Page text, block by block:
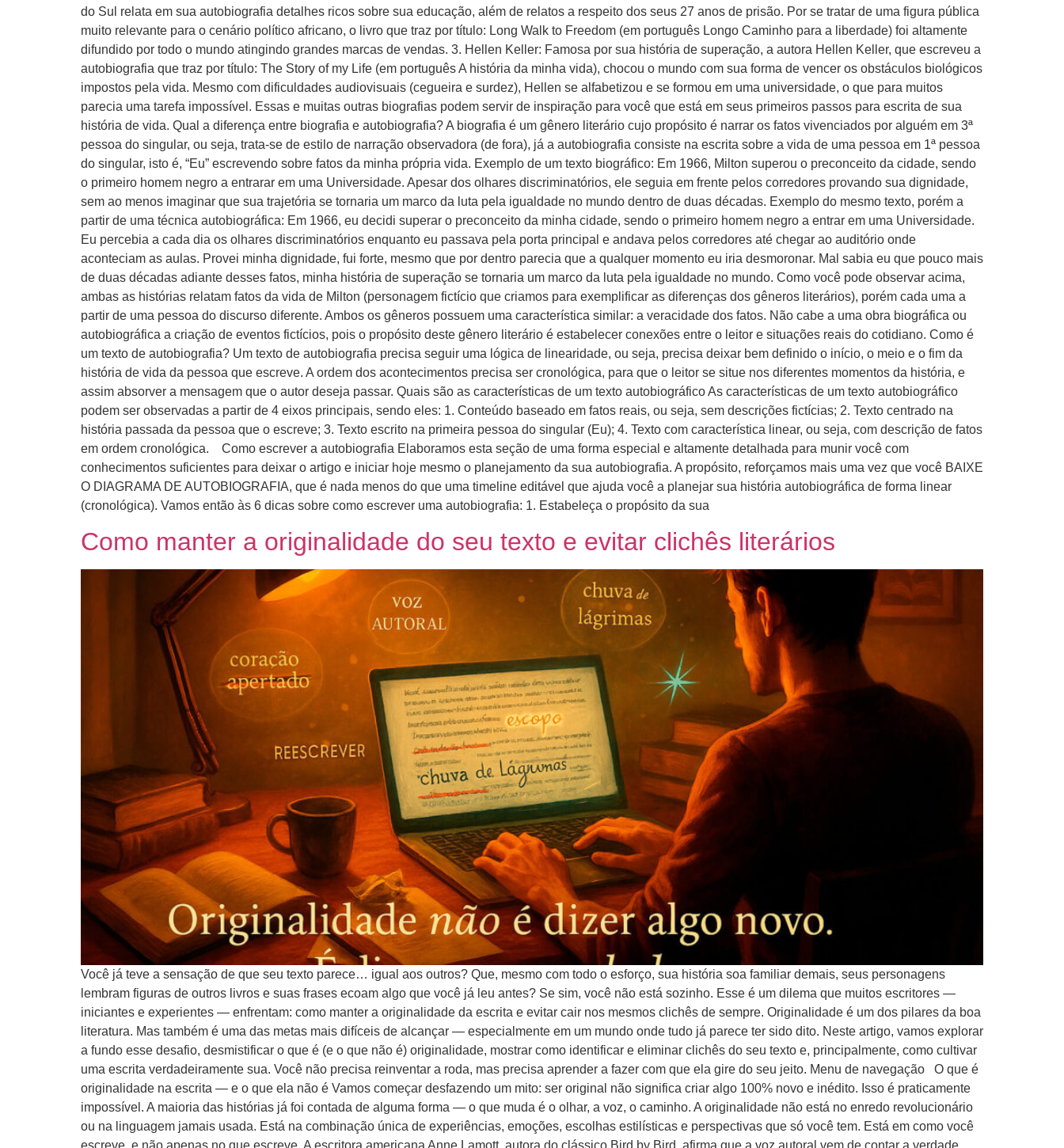
do Sul relata em sua autobiografia detalhes ricos sobre sua educação, além de relatos a respeito dos seus 27 anos de prisão. Por se tratar de uma figura pública
muito relevante para o cenário político africano, o livro que traz por título: Long Walk to Freedom (em português Longo Caminho para a liberdade) foi altamente
difundido por todo o mundo atingindo grandes marcas de vendas. 3. Hellen Keller: Famosa por sua história de superação, a autora Hellen Keller, que escreveu a
autobiografia que traz por título: The Story of my Life (em português A história da minha vida), chocou o mundo com sua forma de vencer os obstáculos biológicos
impostos pela vida. Mesmo com dificuldades audiovisuais (cegueira e surdez), Hellen se alfabetizou e se formou em uma universidade, o que para muitos
parecia uma tarefa impossível. Essas e muitas outras biografias podem servir de inspiração para você que está em seus primeiros passos para escrita de sua
história de vida. Qual a diferença entre biografia e autobiografia? A biografia é um gênero literário cujo propósito é narrar os fatos vivenciados por alguém em 3ª
pessoa do singular, ou seja, trata-se de estilo de narração observadora (de fora), já a autobiografia consiste na escrita sobre a vida de uma pessoa em 1ª pessoa
do singular, isto é, “Eu” escrevendo sobre fatos da minha própria vida. Exemplo de um texto biográfico: Em 1966, Milton superou o preconceito da cidade, sendo
o primeiro homem negro a entrarar em uma Universidade. Apesar dos olhares discriminatórios, ele seguia em frente pelos corredores provando sua dignidade,
sem ao menos imaginar que sua trajetória se tornaria um marco da luta pela igualdade no mundo dentro de duas décadas. Exemplo do mesmo texto, porém a
partir de uma técnica autobiográfica: Em 1966, eu decidi superar o preconceito da minha cidade, sendo o primeiro homem negro a entrar em uma Universidade.
Eu percebia a cada dia os olhares discriminatórios enquanto eu passava pela porta principal e andava pelos corredores até chegar ao auditório onde
aconteciam as aulas. Provei minha dignidade, fui forte, mesmo que por dentro parecia que a qualquer momento eu iria desmoronar. Mal sabia eu que pouco mais
de duas décadas adiante desses fatos, minha história de superação se tornaria um marco da luta pela igualdade no mundo. Como você pode observar acima,
ambas as histórias relatam fatos da vida de Milton (personagem fictício que criamos para exemplificar as diferenças dos gêneros literários), porém cada uma a
partir de uma pessoa do discurso diferente. Ambos os gêneros possuem uma característica similar: a veracidade dos fatos. Não cabe a uma obra biográfica ou
autobiográfica a criação de eventos fictícios, pois o propósito deste gênero literário é estabelecer conexões entre o leitor e situações reais do cotidiano. Como é
um texto de autobiografia? Um texto de autobiografia precisa seguir uma lógica de linearidade, ou seja, precisa deixar bem definido o início, o meio e o fim da
história de vida da pessoa que escreve. A ordem dos acontecimentos precisa ser cronológica, para que o leitor se situe nos diferentes momentos da história, e
assim absorver a mensagem que o autor deseja passar. Quais são as características de um texto autobiográfico As características de um texto autobiográfico
podem ser observadas a partir de 4 eixos principais, sendo eles: 1. Conteúdo baseado em fatos reais, ou seja, sem descrições fictícias; 2. Texto centrado na
história passada da pessoa que o escreve; 3. Texto escrito na primeira pessoa do singular (Eu); 4. Texto com característica linear, ou seja, com descrição de fatos
em ordem cronológica. Como escrever a autobiografia Elaboramos esta seção de uma forma especial e altamente detalhada para munir você com
conhecimentos suficientes para deixar o artigo e iniciar hoje mesmo o planejamento da sua autobiografia. A propósito, reforçamos mais uma vez que você BAIXE
O DIAGRAMA DE AUTOBIOGRAFIA, que é nada menos do que uma timeline editável que ajuda você a planejar sua história autobiográfica de forma linear
(cronológica). Vamos então às 6 dicas sobre como escrever uma autobiografia: 1. Estabeleça o propósito da sua
Como manter a originalidade do seu texto e evitar clichês literários
Você já teve a sensação de que seu texto parece… igual aos outros? Que, mesmo com todo o esforço, sua história soa familiar demais, seus personagens
lembram figuras de outros livros e suas frases ecoam algo que você já leu antes? Se sim, você não está sozinho. Esse é um dilema que muitos escritores —
iniciantes e experientes — enfrentam: como manter a originalidade da escrita e evitar cair nos mesmos clichês de sempre. Originalidade é um dos pilares da boa
literatura. Mas também é uma das metas mais difíceis de alcançar — especialmente em um mundo onde tudo já parece ter sido dito. Neste artigo, vamos explorar
a fundo esse desafio, desmistificar o que é (e o que não é) originalidade, mostrar como identificar e eliminar clichês do seu texto e, principalmente, como cultivar
uma escrita verdadeiramente sua. Você não precisa reinventar a roda, mas precisa aprender a fazer com que ela gire do seu jeito. Menu de navegação O que é
originalidade na escrita — e o que ela não é Vamos começar desfazendo um mito: ser original não significa criar algo 100% novo e inédito. Isso é praticamente
impossível. A maioria das histórias já foi contada de alguma forma — o que muda é o olhar, a voz, o caminho. A originalidade não está no enredo revolucionário
ou na linguagem jamais usada. Está na combinação única de experiências, emoções, escolhas estilísticas e perspectivas que só você tem. Está em como você